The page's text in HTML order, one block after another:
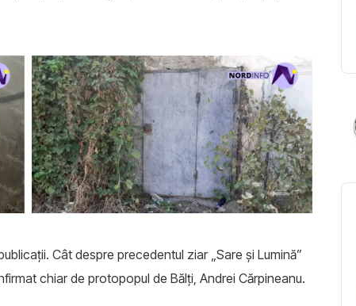
Cât despre precedentul ziar „Sare și Lumină”
chiar de protopopul de Bălți, Andrei Cărpineanu.